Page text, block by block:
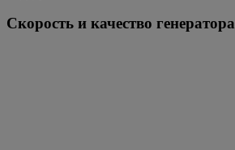
Скорость и качество генератора